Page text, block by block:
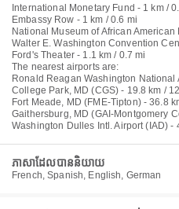
International Monetary Fund - 1 km /
Embassy Row - 1 km / 0.6 mi
National Museum of African
Walter E. Washington Convention
Ford's Theater - 1.1 km / 0.7 mi
The nearest airports are:
Ronald Reagan Washington National
College Park, MD (CGS) - 19.8 km /
Fort Meade, MD (FME-Tipton) - 36.8
Gaithersburg, MD (GAI-Montgomery
Washington Dulles Intl. Airport (IAD) -
ភាសាដែលបាននិយាយ
French, Spanish, English, German